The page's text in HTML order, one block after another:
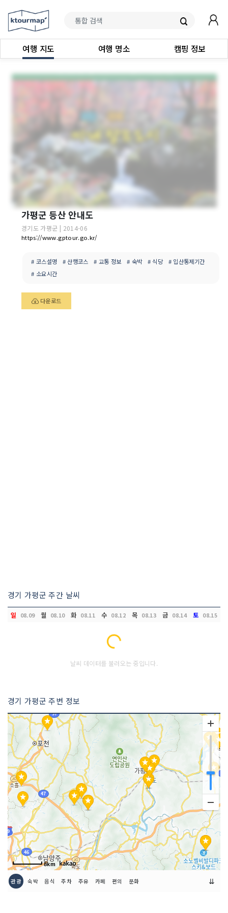
여행 지도 여행 명소 캠핑 정보
가평군 등산 안내도
경기도 가평군 | 2014-06
https://www.gptour.go.kr/
# 코스설명 # 산행코스 # 교통 정보 # 숙박 # 식당
# 입산통제기간
# 소요시간
다운로드
경기 가평군 주간 날씨
일 08.09 월 08.10 화 08.11 수 08.12 목 08.13 금 08.14 토 08.15
Loading...
날씨 데이터를 불러오는 중입니다.
경기 가평군 주변 정보
8km
관광 숙박 음식 주차 주유 카페 편의 문화 ⇊